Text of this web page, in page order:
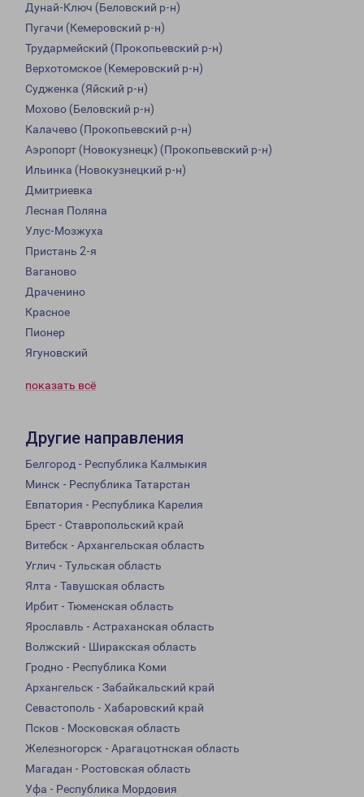
Дунай-Ключ (Беловский р-н)
Пугачи (Кемеровский р-н)
Трудармейский (Прокопьевский р-н)
Верхотомское (Кемеровский р-н)
Судженка (Яйский р-н)
Мохово (Беловский р-н)
Калачево (Прокопьевский р-н)
Аэропорт (Новокузнецк) (Прокопьевский р-н)
Ильинка (Новокузнецкий р-н)
Дмитриевка
Лесная Поляна
Улус-Мозжуха
Пристань 2-я
Ваганово
Драченино
Красное
Пионер
Ягуновский
показать всё
Другие направления
Белгород - Республика Калмыкия
Минск - Республика Татарстан
Евпатория - Республика Карелия
Брест - Ставропольский край
Витебск - Архангельская область
Углич - Тульская область
Ялта - Тавушская область
Ирбит - Тюменская область
Ярославль - Астраханская область
Волжский - Ширакская область
Гродно - Республика Коми
Архангельск - Забайкальский край
Севастополь - Хабаровский край
Псков - Московская область
Железногорск - Арагацотнская область
Магадан - Ростовская область
Уфа - Республика Мордовия